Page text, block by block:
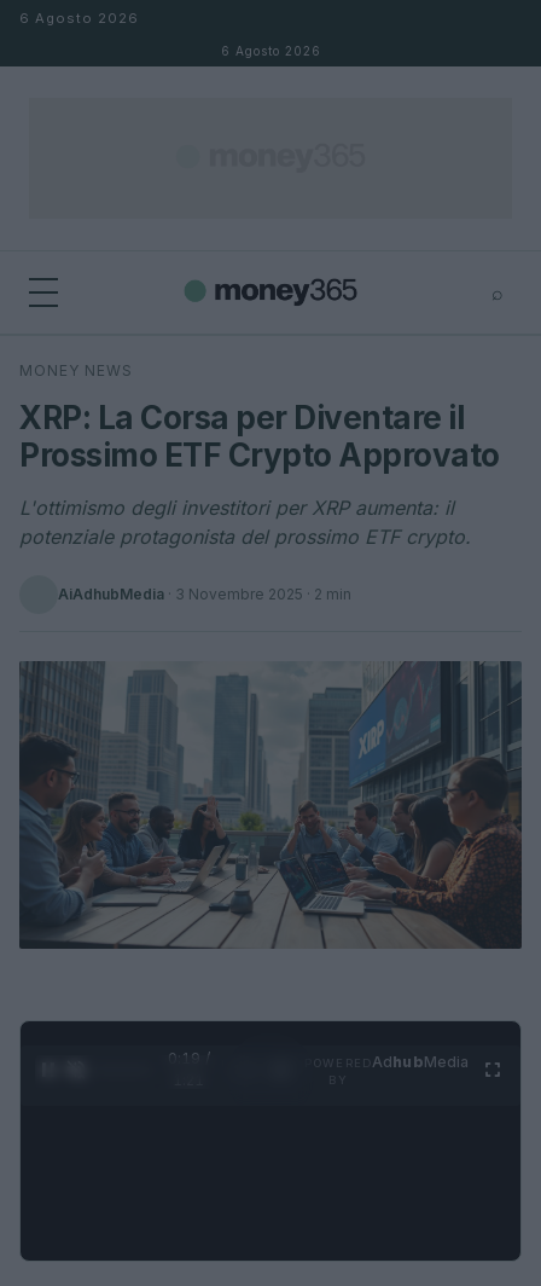
Salta al contenuto
6 Agosto 2026
6 Agosto 2026
⌕
Cerca
MONEY NEWS
XRP: La Corsa per Diventare il
Prossimo ETF Crypto Approvato
L'ottimismo degli investitori per XRP aumenta: il
potenziale protagonista del prossimo ETF crypto.
AiAdhubMedia · 3 Novembre 2025 · 2 min
0:20 /
AdhubMedia